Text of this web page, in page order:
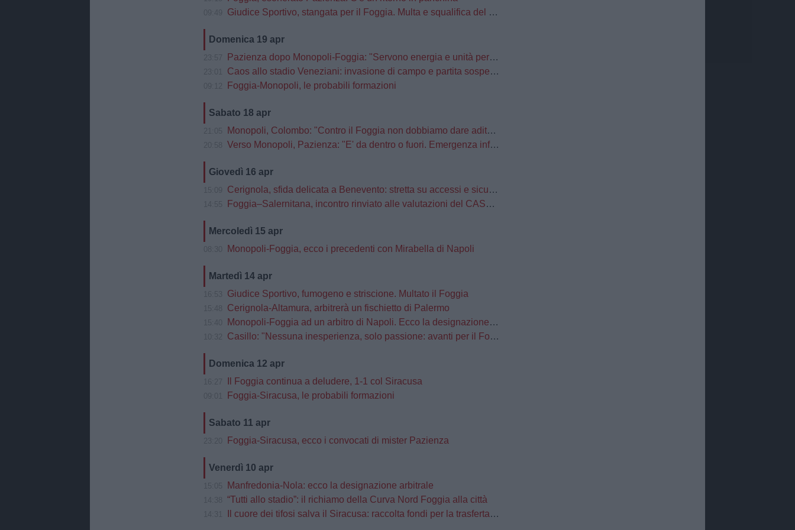
Giudice Sportivo, stangata per il Foggia. Multa e squalifica del campo
Domenica 19 apr
Pazienza dopo Monopoli-Foggia: "Servono energia e unità per l’ultima gara"
Caos allo stadio Veneziani: invasione di campo e partita sospesa tra Monopoli e Foggia
Foggia-Monopoli, le probabili formazioni
Sabato 18 apr
Monopoli, Colombo: "Contro il Foggia non dobbiamo dare adito a pensieri o a retropensieri"
Verso Monopoli, Pazienza: "E' da dentro o fuori. Emergenza infortuni e scelte obbligate"
Giovedì 16 apr
Cerignola, sfida delicata a Benevento: stretta su accessi e sicurezza
Foggia–Salernitana, incontro rinviato alle valutazioni del CASMS: stop alla vendita dei biglietti
Mercoledì 15 apr
Monopoli-Foggia, ecco i precedenti con Mirabella di Napoli
Martedì 14 apr
Giudice Sportivo, fumogeno e striscione. Multato il Foggia
Cerignola-Altamura, arbitrerà un fischietto di Palermo
Monopoli-Foggia ad un arbitro di Napoli. Ecco la designazione completa
Casillo: "Nessuna inesperienza, solo passione: avanti per il Foggia"
Domenica 12 apr
Il Foggia continua a deludere, 1-1 col Siracusa
Foggia-Siracusa, le probabili formazioni
Sabato 11 apr
Foggia-Siracusa, ecco i convocati di mister Pazienza
Venerdì 10 apr
Manfredonia-Nola: ecco la designazione arbitrale
“Tutti allo stadio”: il richiamo della Curva Nord Foggia alla città
Il cuore dei tifosi salva il Siracusa: raccolta fondi per la trasferta di Foggia